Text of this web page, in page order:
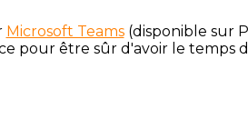
Microsoft Teams(disponible sur
pour être sûr d'avoir le